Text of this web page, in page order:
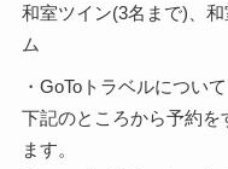
和室ツイン(3名まで)、
ム
・GoToトラベルについて
下記のところから予約を
ます。